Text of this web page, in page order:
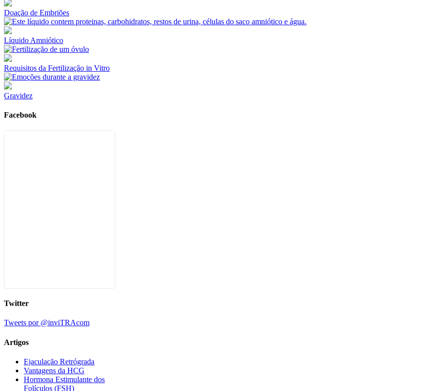
Doação de Embriões
Líquido Amniótico
Requisitos da Fertilização in Vitro
Gravidez
Facebook
Twitter
Tweets por @inviTRAcom
Artigos
Ejaculação Retrógrada
Vantagens da HCG
Hormona Estimulante dos
Folículos (FSH)